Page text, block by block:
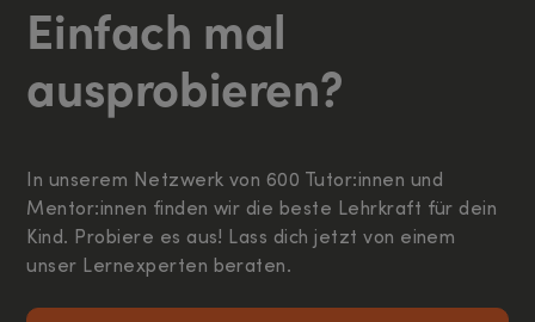
Einfach mal
ausprobieren?
In unserem Netzwerk von 600 Tutor:innen und
Mentor:innen finden wir die beste Lehrkraft für dein
Kind. Probiere es aus! Lass dich jetzt von einem
unser Lernexperten beraten.